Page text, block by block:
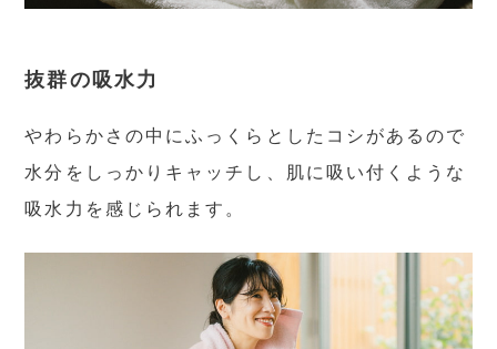
抜群の吸水力
やわらかさの中にふっくらとしたコシがあるので
水分をしっかりキャッチし、肌に吸い付くような
吸水力を感じられます。